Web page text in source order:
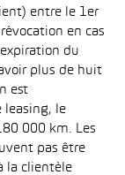
entre le 1er
en cas
du
plus de huit
est
leasing, le
000 km. Les
pas être
la clientèle